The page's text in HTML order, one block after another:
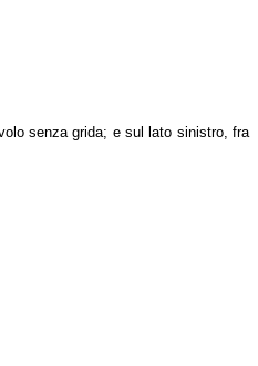
senza grida; e sul lato sinistro, fra